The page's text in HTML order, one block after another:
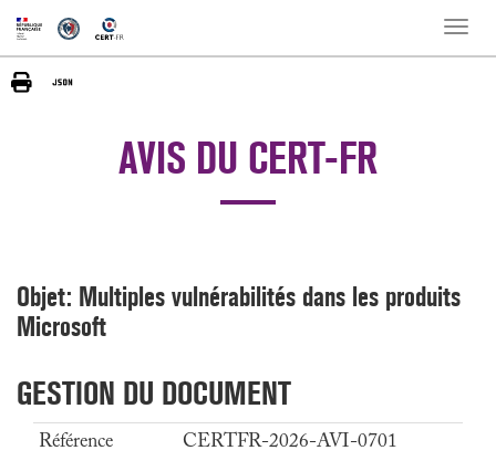
Toggle
AVIS DU CERT-FR
Objet: Multiples vulnérabilités dans les produits
Microsoft
GESTION DU DOCUMENT
Référence
CERTFR-2026-AVI-0701